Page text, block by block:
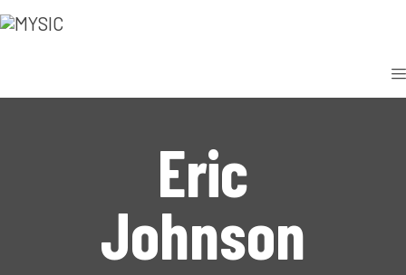
Eric
Johnson
INICIO
NUESTRO TRABAJO